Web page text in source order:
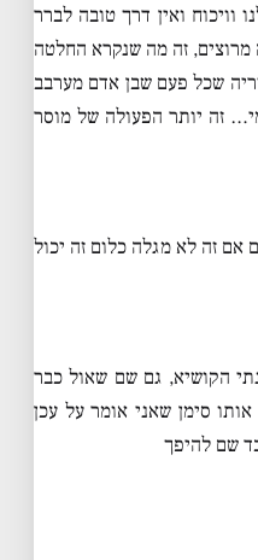
וויכוח ואין דרך טובה לברר
מרוצים, זה מה שנקרא החלטה
שכל פעם שבן אדם מערבב
זה יותר הפעולה של מוסר
אם זה לא מגלה כלום זה יכול
הקושיא, גם שם שאול כבר
סימן שאני אומר על עכן
שם להיפך